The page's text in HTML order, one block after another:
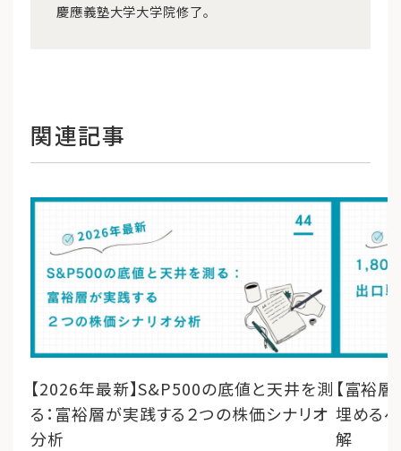
慶應義塾大学大学院修了。
関連記事
【2026年最新】S&P500の底値と天井を測
る：富裕層が実践する２つの株価シナリオ
分析
【富裕
埋める
解